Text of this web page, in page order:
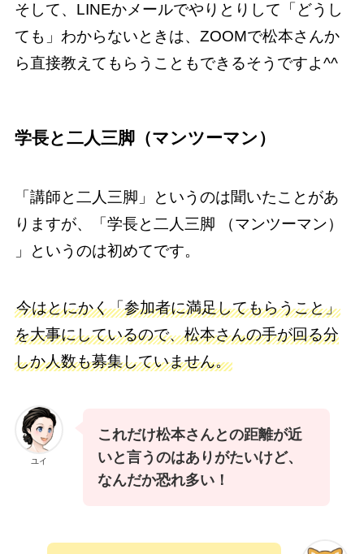
そして、LINEかメールでやりとりして「どうし
ても」わからないときは、ZOOMで松本さんか
ら直接教えてもらうこともできるそうですよ^^
学長と二人三脚（マンツーマン）
「講師と二人三脚」というのは聞いたことがあ
りますが、「学長と二人三脚 （マンツーマン）
」というのは初めてです。
今はとにかく「参加者に満足してもらうこと」
を大事にしているので、松本さんの手が回る分
しか人数も募集していません。
ユイ
これだけ松本さんとの距離が近
いと言うのはありがたいけど、
なんだか恐れ多い！